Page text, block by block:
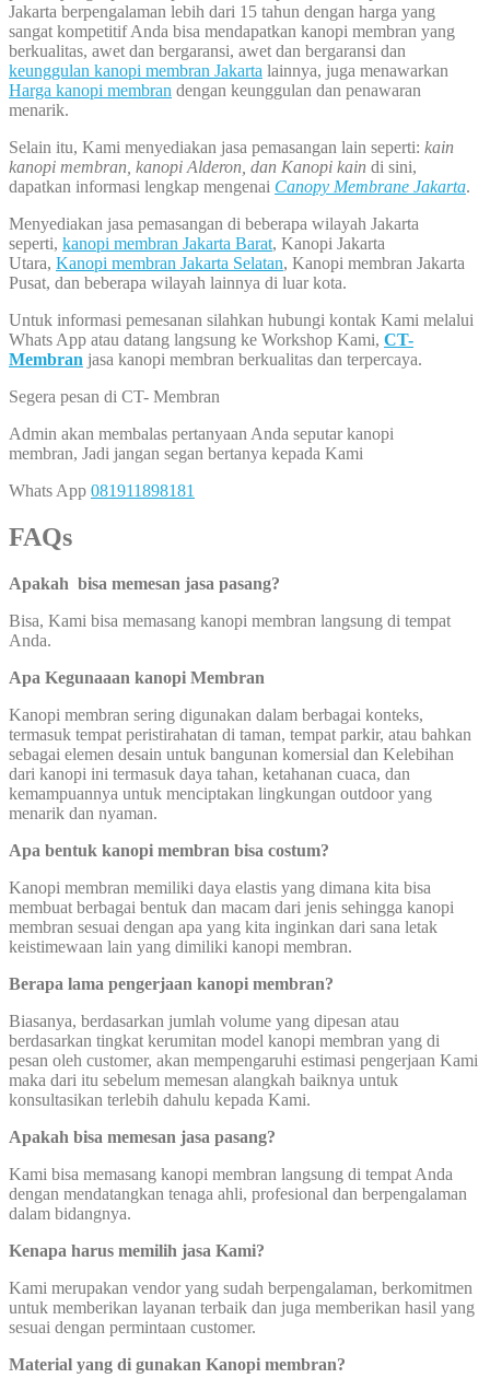
Jakarta berpengalaman lebih dari 15 tahun dengan harga yang
sangat kompetitif Anda bisa mendapatkan kanopi membran yang
berkualitas, awet dan bergaransi, awet dan bergaransi dan
keunggulan kanopi membran Jakarta lainnya, juga menawarkan
Harga kanopi membran dengan keunggulan dan penawaran
menarik.
Selain itu, Kami menyediakan jasa pemasangan lain seperti: kain
kanopi membran, kanopi Alderon, dan Kanopi kain di sini,
dapatkan informasi lengkap mengenai Canopy Membrane Jakarta.
Menyediakan jasa pemasangan di beberapa wilayah Jakarta
seperti, kanopi membran Jakarta Barat, Kanopi Jakarta
Utara, Kanopi membran Jakarta Selatan, Kanopi membran Jakarta
Pusat, dan beberapa wilayah lainnya di luar kota.
Untuk informasi pemesanan silahkan hubungi kontak Kami melalui
Whats App atau datang langsung ke Workshop Kami, CT-
Membran jasa kanopi membran berkualitas dan terpercaya.
Segera pesan di CT- Membran
Admin akan membalas pertanyaan Anda seputar kanopi
membran, Jadi jangan segan bertanya kepada Kami
Whats App 081911898181
FAQs
Apakah bisa memesan jasa pasang?
Bisa, Kami bisa memasang kanopi membran langsung di tempat
Anda.
Apa Kegunaaan kanopi Membran
Kanopi membran sering digunakan dalam berbagai konteks,
termasuk tempat peristirahatan di taman, tempat parkir, atau bahkan
sebagai elemen desain untuk bangunan komersial dan Kelebihan
dari kanopi ini termasuk daya tahan, ketahanan cuaca, dan
kemampuannya untuk menciptakan lingkungan outdoor yang
menarik dan nyaman.
Apa bentuk kanopi membran bisa costum?
Kanopi membran memiliki daya elastis yang dimana kita bisa
membuat berbagai bentuk dan macam dari jenis sehingga kanopi
membran sesuai dengan apa yang kita inginkan dari sana letak
keistimewaan lain yang dimiliki kanopi membran.
Berapa lama pengerjaan kanopi membran?
Biasanya, berdasarkan jumlah volume yang dipesan atau
berdasarkan tingkat kerumitan model kanopi membran yang di
pesan oleh customer, akan mempengaruhi estimasi pengerjaan Kami
maka dari itu sebelum memesan alangkah baiknya untuk
konsultasikan terlebih dahulu kepada Kami.
Apakah bisa memesan jasa pasang?
Kami bisa memasang kanopi membran langsung di tempat Anda
dengan mendatangkan tenaga ahli, profesional dan berpengalaman
dalam bidangnya.
Kenapa harus memilih jasa Kami?
Kami merupakan vendor yang sudah berpengalaman, berkomitmen
untuk memberikan layanan terbaik dan juga memberikan hasil yang
sesuai dengan permintaan customer.
Material yang di gunakan Kanopi membran?